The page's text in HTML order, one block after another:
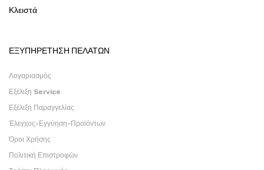
Κλειστά
ΕΞΥΠΗΡΕΤΗΣΗ ΠΕΛΑΤΩΝ
Λογαριασμός
Εξέλιξη Service
Εξέλιξη Παραγγελίας
Έλεγχος-Εγγύηση-Προϊόντων
Όροι Χρήσης
Πολιτική Επιστροφών